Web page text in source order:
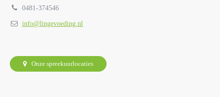
0481-374546
info@lingevoeding.nl
Onze spreekuurlocaties